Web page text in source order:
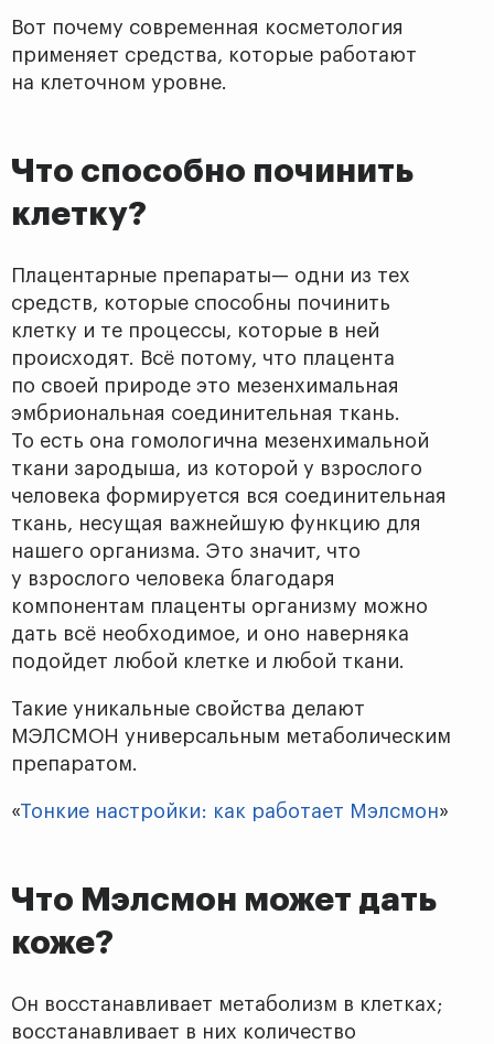
Вот почему современная косметология
применяет средства, которые работают
на клеточном уровне.
Что способно починить
клетку?
Плацентарные препараты— одни из тех
средств, которые способны починить
клетку и те процессы, которые в ней
происходят. Всё потому, что плацента
по своей природе это мезенхимальная
эмбриональная соединительная ткань.
То есть она гомологична мезенхимальной
ткани зародыша, из которой у взрослого
человека формируется вся соединительная
ткань, несущая важнейшую функцию для
нашего организма. Это значит, что
у взрослого человека благодаря
компонентам плаценты организму можно
дать всё необходимое, и оно наверняка
подойдет любой клетке и любой ткани.
Такие уникальные свойства делают
МЭЛСМОН универсальным метаболическим
препаратом.
«Тонкие настройки: как работает Мэлсмон»
Что Мэлсмон может дать
коже?
Он восстанавливает метаболизм в клетках;
восстанавливает в них количество